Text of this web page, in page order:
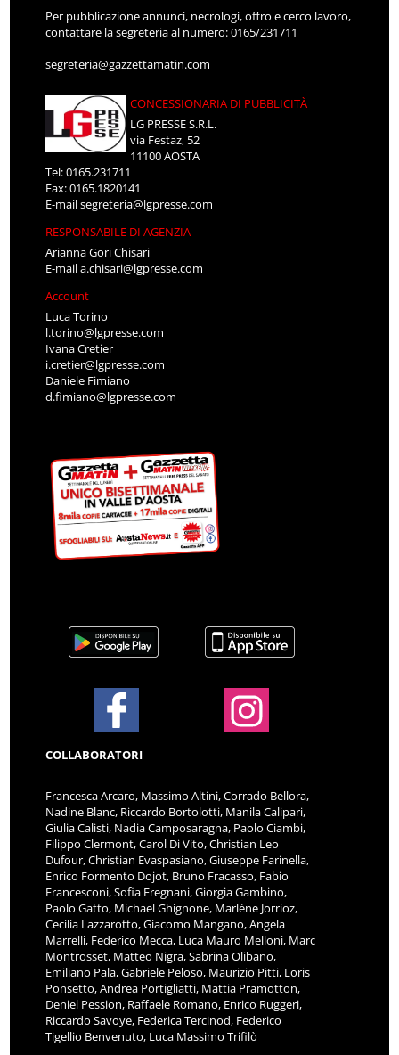
Per pubblicazione annunci, necrologi, offro e cerco lavoro,
contattare la segreteria al numero: 0165/231711
segreteria@gazzettamatin.com
CONCESSIONARIA DI PUBBLICITÀ
LG PRESSE S.R.L.
via Festaz, 52
11100 AOSTA
Tel: 0165.231711
Fax: 0165.1820141
E-mailsegreteria@lgpresse.com
RESPONSABILE DI AGENZIA
Arianna Gori Chisari
E-maila.chisari@lgpresse.com
Account
Luca Torino
l.torino@lgpresse.com
Ivana Cretier
i.cretier@lgpresse.com
Daniele Fimiano
d.fimiano@lgpresse.com
COLLABORATORI
Francesca Arcaro, Massimo Altini, Corrado Bellora,
Nadine Blanc, Riccardo Bortolotti, Manila Calipari,
Giulia Calisti, Nadia Camposaragna, Paolo Ciambi,
Filippo Clermont, Carol Di Vito, Christian Leo
Dufour, Christian Evaspasiano, Giuseppe Farinella,
Enrico Formento Dojot, Bruno Fracasso, Fabio
Francesconi, Sofia Fregnani, Giorgia Gambino,
Paolo Gatto, Michael Ghignone, Marlène Jorrioz,
Cecilia Lazzarotto, Giacomo Mangano, Angela
Marrelli, Federico Mecca, Luca Mauro Melloni, Marc
Montrosset, Matteo Nigra, Sabrina Olibano,
Emiliano Pala, Gabriele Peloso, Maurizio Pitti, Loris
Ponsetto, Andrea Portigliatti, Mattia Pramotton,
Deniel Pession, Raffaele Romano, Enrico Ruggeri,
Riccardo Savoye, Federica Tercinod, Federico
Tigellio Benvenuto, Luca Massimo Trifilò